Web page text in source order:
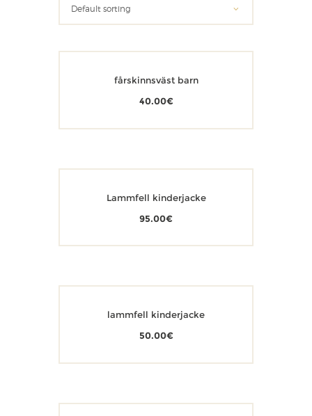
fårskinnsväst barn
40.00€
Lammfell kinderjacke
95.00€
lammfell kinderjacke
50.00€